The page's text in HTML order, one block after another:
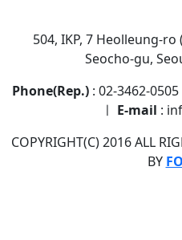
504, IKP, 7 Heolleung-
Seocho-gu,
Phone(Rep.): 02-3462-0505
ㅣ E-mail :
COPYRIGHT(C) 2016 ALL
BY